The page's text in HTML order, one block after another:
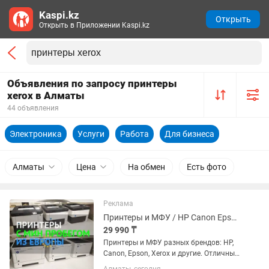
Объявления по запросу принтеры
xerox в Алматы
44 объявления
Электроника Услуги Работа Для бизнеса
Алматы Цена На обмен Есть фото
Реклама
Принтеры и МФУ / HP Canon Epson Xerox / Есть выбор
29 990 ₸
Принтеры и МФУ разных брендов: HP,
Canon, Epson, Xerox и другие. Отличный
вариант для дома, офиса, учебы,
Kaspi.kz
Открыть в Приложении Kaspi.kz
Открыть